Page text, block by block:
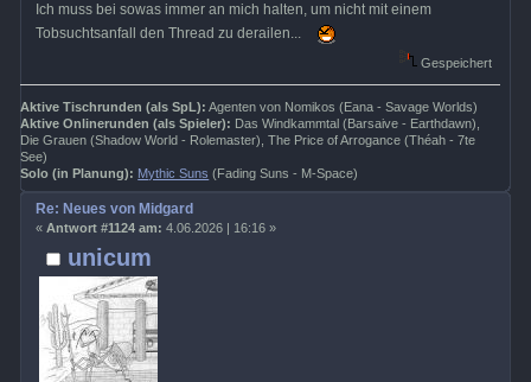
Ich muss bei sowas immer an mich halten, um nicht mit einem
Tobsuchtsanfall den Thread zu derailen...
Gespeichert
Aktive Tischrunden (als SpL): Agenten von Nomikos (Eana - Savage Worlds)
Aktive Onlinerunden (als Spieler): Das Windkammtal (Barsaive - Earthdawn),
Die Grauen (Shadow World - Rolemaster), The Price of Arrogance (Théah - 7te
See)
Solo (in Planung): Mythic Suns (Fading Suns - M-Space)
unicum
Re: Neues von Midgard
« Antwort #1124 am: 4.06.2026 | 16:16 »